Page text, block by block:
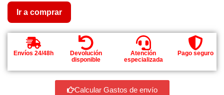
Ir a comprar
Envíos 24/48h
Devolución
disponible
Atención
especializada
Pago seguro
Calcular Gastos de envío